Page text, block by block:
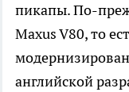
пикапы. По-
Maxus V80, то
английской